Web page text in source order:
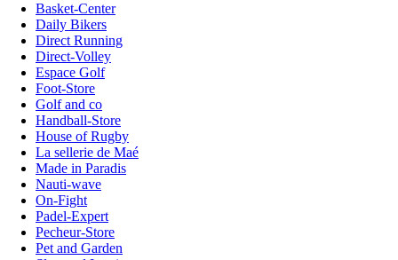
Basket-Center
Daily Bikers
Direct Running
Direct-Volley
Espace Golf
Foot-Store
Golf and co
Handball-Store
House of Rugby
La sellerie de Maé
Made in Paradis
Nauti-wave
On-Fight
Padel-Expert
Pecheur-Store
Pet and Garden